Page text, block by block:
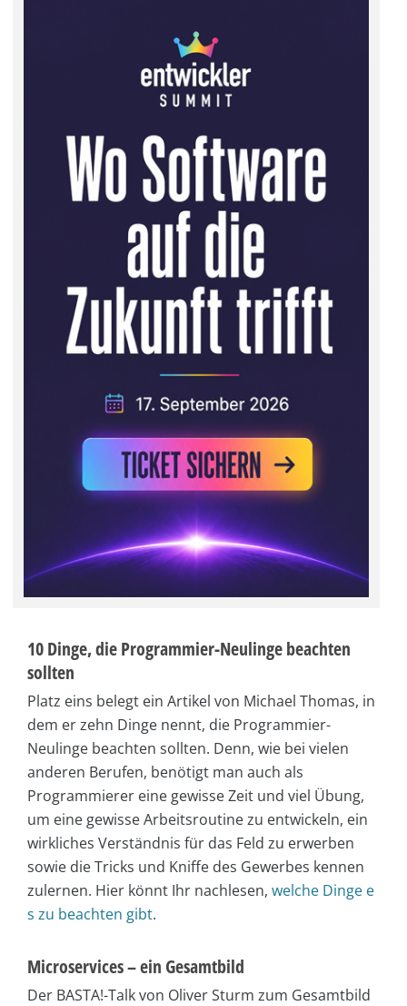
10 Dinge, die Programmier-Neulinge beachten
sollten
Platz eins belegt ein Artikel von Michael Thomas, in
dem er zehn Dinge nennt, die Programmier-
Neulinge beachten sollten. Denn, wie bei vielen
anderen Berufen, benötigt man auch als
Programmierer eine gewisse Zeit und viel Übung,
um eine gewisse Arbeitsroutine zu entwickeln, ein
wirkliches Verständnis für das Feld zu erwerben
sowie die Tricks und Kniffe des Gewerbes kennen
zulernen. Hier könnt Ihr nachlesen, welche Dinge e
s zu beachten gibt.
Microservices – ein Gesamtbild
Der BASTA!-Talk von Oliver Sturm zum Gesamtbild